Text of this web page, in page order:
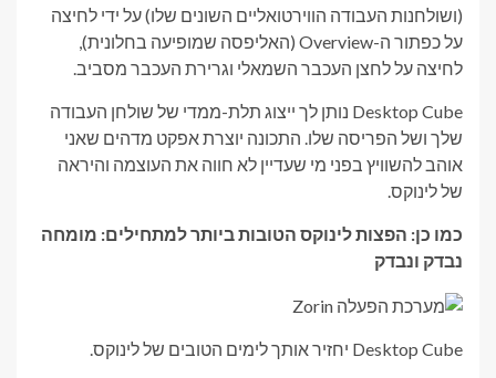
(ושולחנות העבודה הווירטואליים השונים שלו) על ידי לחיצה
על כפתור ה-Overview (האליפסה שמופיעה בחלונית),
לחיצה על לחצן העכבר השמאלי וגרירת העכבר מסביב.
Desktop Cube נותן לך ייצוג תלת-ממדי של שולחן העבודה
שלך ושל הפריסה שלו. התכונה יוצרת אפקט מדהים שאני
אוהב להשוויץ בפני מי שעדיין לא חווה את העוצמה והיראה
של לינוקס.
כמו כן: הפצות לינוקס הטובות ביותר למתחילים: מומחה
נבדק ונבדק
Desktop Cube יחזיר אותך לימים הטובים של לינוקס.